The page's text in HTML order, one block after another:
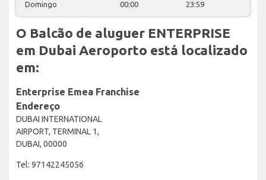
Domingo 00:00 23:59
O Balcão de aluguer ENTERPRISE
em Dubai Aeroporto está localizado
em:
Enterprise Emea Franchise
Endereço
DUBAI INTERNATIONAL
AIRPORT, TERMINAL 1,
DUBAI, 00000
Tel: 97142245056